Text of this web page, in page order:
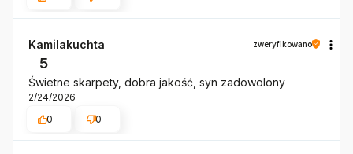
Kamilakuchta zweryfikowano
5
Świetne skarpety, dobra jakość, syn zadowolony
2/24/2026
0
0